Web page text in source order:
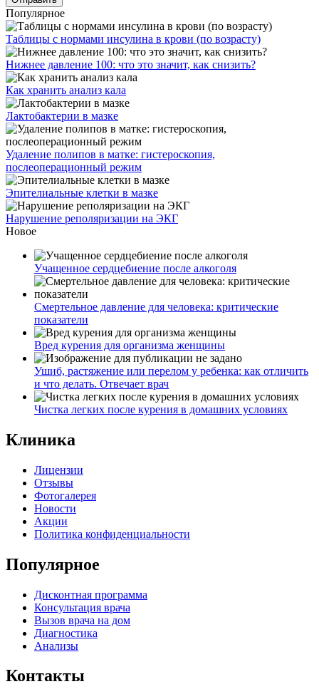
Популярное
Таблицы с нормами инсулина в крови (по возрасту)
Нижнее давление 100: что это значит, как снизить?
Как хранить анализ кала
Лактобактерии в мазке
Удаление полипов в матке: гистероскопия,
послеоперационный режим
Эпителиальные клетки в мазке
Нарушение реполяризации на ЭКГ
Новое
Учащенное сердцебиение после алкоголя
Смертельное давление для человека: критические
показатели
Вред курения для организма женщины
Ушиб, растяжение или перелом у ребенка: как отличить
и что делать. Отвечает врач
Чистка легких после курения в домашних условиях
Клиника
Лицензии
Отзывы
Фотогалерея
Новости
Акции
Политика конфиденциальности
Популярное
Дисконтная программа
Консультация врача
Вызов врача на дом
Диагностика
Анализы
Контакты